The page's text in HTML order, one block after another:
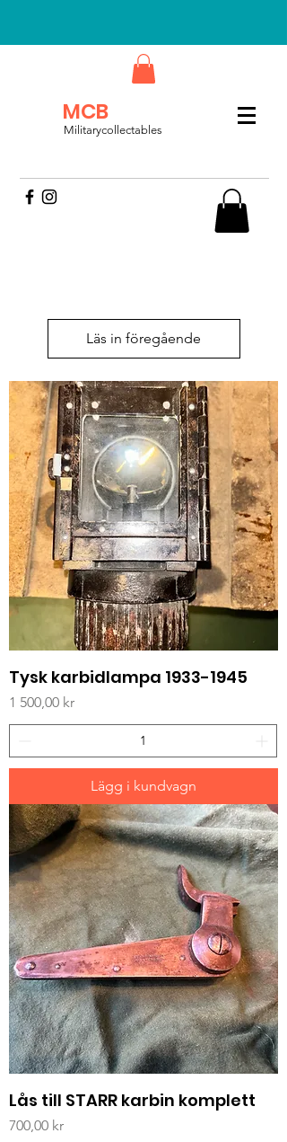
MCB
Militarycollectables
Läs in föregående
Tysk karbidlampa 1933-1945
Pris
1 500,00 kr
Lägg i kundvagn
Lås till STARR karbin komplett
Pris
700,00 kr